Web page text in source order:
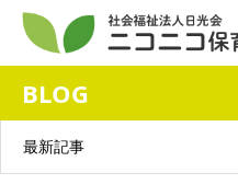
BLOG
最新記事